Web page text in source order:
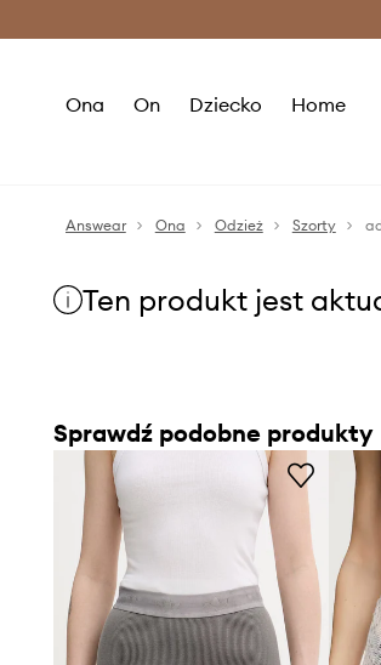
Ona On Dziecko Home
Answear Ona Odzież Szorty
Ten produkt jest
Sprawdź podobne produkty